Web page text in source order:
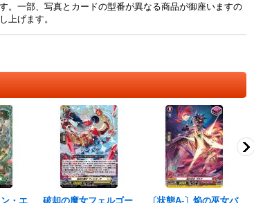
一部、写真とカードの型番が異なる商品が御座いますの
上げます。
・エ
破却の魔女フェルゴー
〔状態A-〕焔の巫女パ